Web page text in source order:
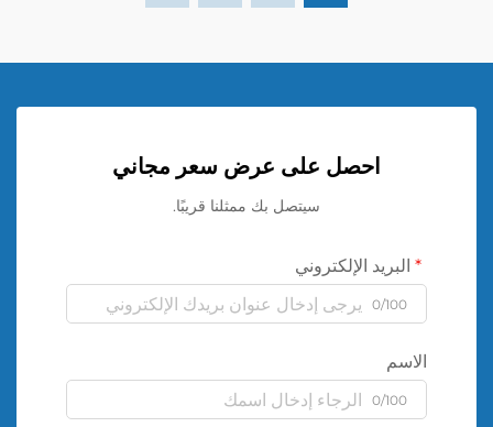
احصل على عرض سعر مجاني
سيتصل بك ممثلنا قريبًا.
البريد الإلكتروني
0/100
الاسم
0/100